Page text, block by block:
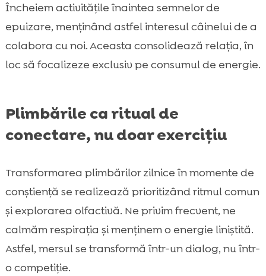
Încheiem activitățile înaintea semnelor de
epuizare, menținând astfel interesul câinelui de a
colabora cu noi. Aceasta consolidează relația, în
loc să focalizeze exclusiv pe consumul de energie.
Plimbările ca ritual de
conectare, nu doar exercițiu
Transformarea plimbărilor zilnice în momente de
conștiență se realizează prioritizând ritmul comun
și explorarea olfactivă. Ne privim frecvent, ne
calmăm respirația și menținem o energie liniștită.
Astfel, mersul se transformă într-un dialog, nu într-
o competiție.